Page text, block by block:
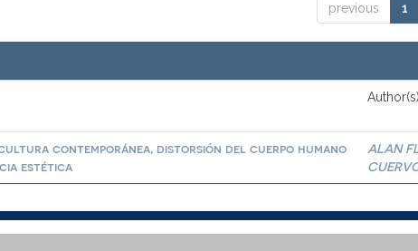
previous 1
Author(s)
contemporánea, distorsión del cuerpo humano
estética
ALAN